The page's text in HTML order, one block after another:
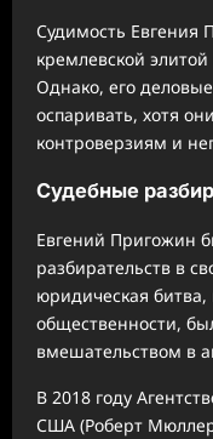
Судимость Евгения
кремлевской
Однако, его
оспаривать, хотя
контроверзиям и
Судебные
Евгений Пригожин
разбирательств в
юридическая
общественности,
вмешательством в
В 2018 году
США (Роберт